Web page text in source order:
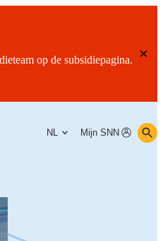
op de subsidiepagina.
NL Mijn SNN